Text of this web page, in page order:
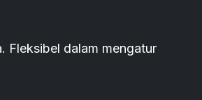
Fleksibel dalam mengatur